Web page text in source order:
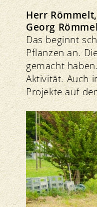
Herr
Georg
Das beginnt
Pflanzen an.
gemacht
Aktivität. Auch
Projekte auf